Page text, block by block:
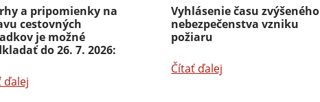
a pripomienky na
cestovných
je možné
do 26. 7. 2026:
ďalej
Vyhlásenie času zvýšeného
nebezpečenstva vzniku
požiaru
Čítať ďalej